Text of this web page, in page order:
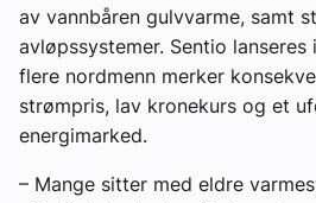
av vannbåren gulvvarme, samt
avløpssystemer. Sentio
flere nordmenn merker
strømpris, lav kronekurs og et
energimarked.
– Mange sitter med eldre